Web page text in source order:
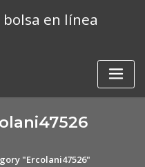
en línea
"Ercolani47526"